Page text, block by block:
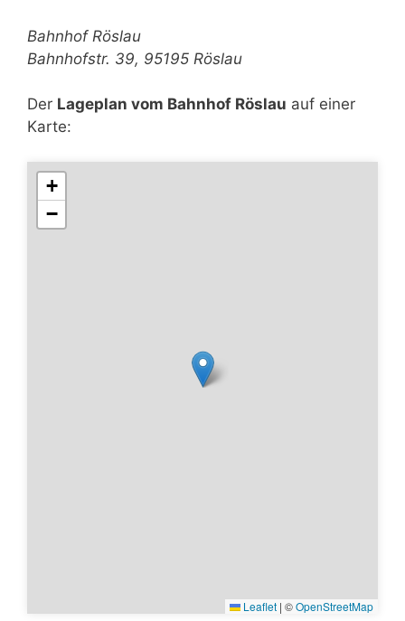
Bahnhof Röslau
Bahnhofstr. 39, 95195 Röslau
Der Lageplan vom Bahnhof Röslau auf einer
Karte:
+
−
Leaflet | ©OpenStreetMap